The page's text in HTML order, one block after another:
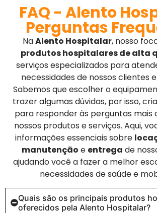
FAQ - Alento
Perguntas
NaAlento Hospitalar, nosso
produtos hospitalares de alta
serviços especializados para
necessidades de nossos clientes
Sabemos que escolher o
trazer algumas dúvidas, por isso,
para responder às perguntas mais
nossos produtos e serviços. Aqui,
informações essenciais sobre
manutenção e entrega de
ajudando você a fazer a melhor
necessidades de saúde e
Quais são os principais produtos
oferecidos pela Alento Hospitalar?